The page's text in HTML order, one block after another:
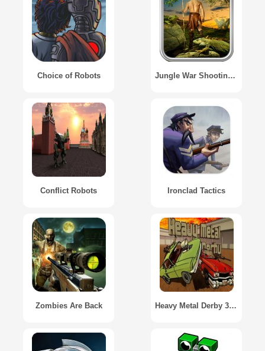
Choice of Robots Jungle War Shooting Game
Conflict Robots Ironclad Tactics
Zombies Are Back Heavy Metal Derby 3D Demoliton